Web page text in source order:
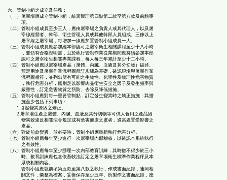
六、管制小組之成立及任務：
（一）屠宰場應成立管制小組，統籌辦理第四點第二款至第八款及前點事
項。
（二）管制小組成員至少三人，應由屠宰場之負責人或其代理人，以及屠
宰線經營者、幹部、衛生管理人員或其他幹部人員組成。三條以上
屠宰線之屠宰場，每增加一線應加置管制小組成員一人。
（三）管制小組成員應參加經本部認可之屠宰衛生相關課程至少十八小時
，並領有合格證明書，且於執行管制作業從業期間應持續參加本部
認可之屠宰衛生相關專業課程，每人每三年累計至少十二小時。
（四）管制小組應以屠宰場產品（屠體、內臟、血液及其分切物）描述、
預定用途及屠宰作業流程圖所訂步驟為基礎，確認現場與屠宰作業
流程圖相符，並列出所有可能之生物性、化學性及物理性危害物質
，執行危害分析，鑑別足以影響肉品衛生安全之因子及發生頻率與
嚴重性，訂定危害物質之預防、去除及降低措施。
（五）管制小組應對每一重要管制點，訂定發生變異時之矯正措施；其措
施至少包括下列事項：
1.引起變異原因之矯正。
2.屠宰場生產之屠體、內臟、血液及其分切物等可供人食用之產品因
變異致違反相關法令規定或有危害健康之虞者，適當處置受影響之
產品。
（六）對於前款變異，於必要時，管制小組應重新執行危害分析。
（七）管制小組應每年至少進行一次屠宰場內部稽核，以確認本系統執行
之有效性。
（八）管制小組應每年至少辦理一次內部教育訓練，其時數不得少於三小
時。教育訓練應包含依畜牧法訂定之屠宰場衛生標準作業程序及本
系統相關內容。
管制小組應就前項第五款至第八款之執行，作成書面紀錄，連同相
關文件，彙整為檔案，妥善保存至少五年。所製作之書面紀錄，應